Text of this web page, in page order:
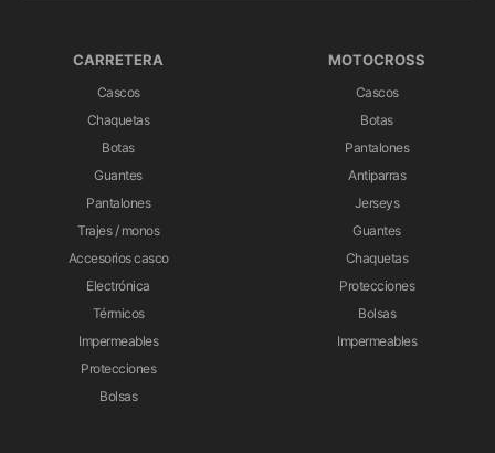
CARRETERA
Cascos
Chaquetas
Botas
Guantes
Pantalones
Trajes / monos
Accesorios casco
Electrónica
Térmicos
Impermeables
Protecciones
Bolsas
MOTOCROSS
Cascos
Botas
Pantalones
Antiparras
Jerseys
Guantes
Chaquetas
Protecciones
Bolsas
Impermeables